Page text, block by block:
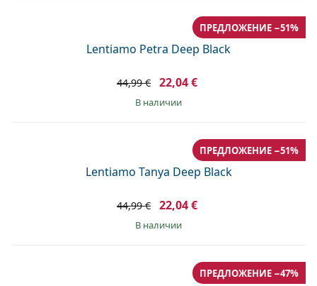
Lentiamo Petra Deep Black
ПРЕДЛОЖЕНИЕ −51%
44,99 € 22,04 €
в наличии
Lentiamo Tanya Deep Black
ПРЕДЛОЖЕНИЕ −51%
44,99 € 22,04 €
в наличии
ПРЕДЛОЖЕНИЕ −47%